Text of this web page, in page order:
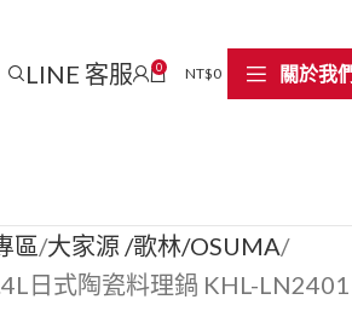
LINE 客服 0 NT$0 關於我
區 大家源 /歌林/OSUMA
日式陶瓷料理鍋 KHL-LN2401